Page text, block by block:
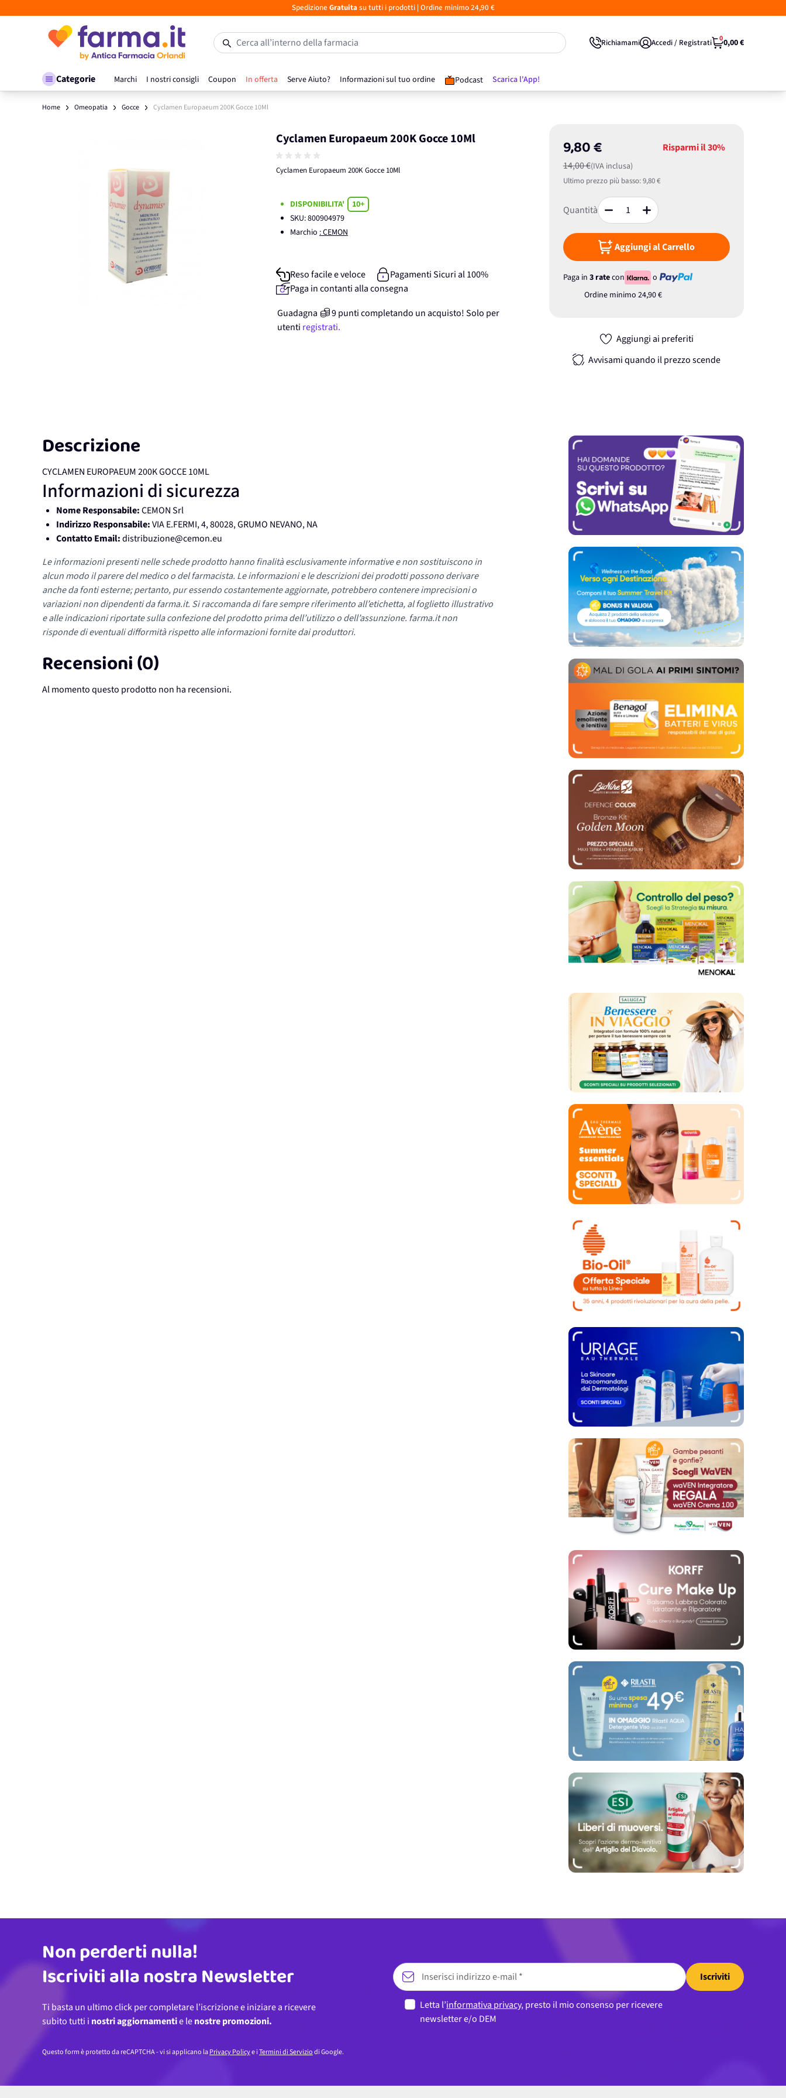
Spedizione Gratuita su tutti i prodotti| Ordine minimo 24,90 €
Salta al contenuto
Categorie Marchi I nostri consigli Coupon In offerta Serve Aiuto? Informazioni sul tuo ordine Podcast Scarica l'App!
Cerca all’interno della farmacia Richiamami Accedi / Registrati 00,00 €
Home Omeopatia Gocce Cyclamen Europaeum 200K Gocce 10Ml
Cyclamen Europaeum 200K Gocce 10Ml
Cyclamen Europaeum 200K Gocce 10Ml
9,80 €
14,00 €(IVA inclusa)
Risparmi il30%
Ultimo prezzo più basso:9,80 €
Quantità
Aggiungi al Carrello
Paga in 3 ratecon
o
Ordine minimo 24,90 €
Aggiungi ai preferiti
Avvisami quando il prezzo scende
DISPONIBILITA'
10+
SKU:800904979
Marchio : CEMON
Reso facile e veloce
Pagamenti Sicuri al 100%
Paga in contanti alla consegna
Guadagna
9punticompletando un acquisto! Solo per
utenti registrati.
Descrizione
CYCLAMEN EUROPAEUM 200K GOCCE 10ML
Informazioni di sicurezza
Nome Responsabile:CEMON Srl
Indirizzo Responsabile:VIA E.FERMI, 4, 80028, GRUMO NEVANO, NA
Contatto Email:distribuzione@cemon.eu
Le informazioni presenti nelle schede prodotto hanno finalità esclusivamente informative e non sostituiscono in
alcun modo il parere del medico o del farmacista. Le informazioni e le descrizioni dei prodotti possono derivare
anche da fonti esterne; pertanto, pur essendo costantemente aggiornate, potrebbero contenere imprecisioni o
variazioni non dipendenti da farma.it. Si raccomanda di fare sempre riferimento all’etichetta, al foglietto illustrativo
e alle indicazioni riportate sulla confezione del prodotto prima dell’utilizzo o dell’assunzione. farma.it non
risponde di eventuali difformità rispetto alle informazioni fornite dai produttori.
Recensioni (0)
Al momento questo prodotto non ha recensioni.
Indirizzo email
Non perderti nulla!
Iscriviti alla nostra Newsletter
Ti basta un ultimo click per completare l’iscrizione e iniziare a ricevere
subito tutti i nostri aggiornamentie lenostre promozioni.
Iscriviti
Letta l’informativa privacy, presto il mio consenso per ricevere
newsletter e/o DEM
Questo form è protetto da reCAPTCHA - vi si applicano laPrivacy Policye iTermini di Serviziodi Google.